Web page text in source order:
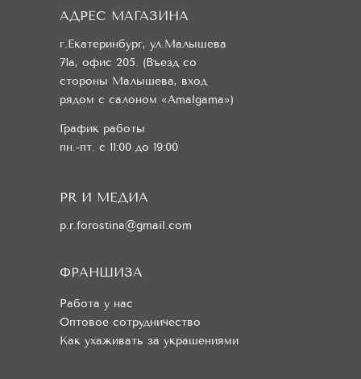
АДРЕС МАГАЗИНА
г.Екатеринбург, ул.Малышева
71а, офис 205. (Въезд со
стороны Малышева, вход
рядом с салоном «Amalgama»)
График работы
пн.-пт. с 11:00 до 19:00
PR И МЕДИА
p.r.forostina@gmail.com
ФРАНШИЗА
Работа у нас
Оптовое сотрудничество
Как ухаживать за украшениями